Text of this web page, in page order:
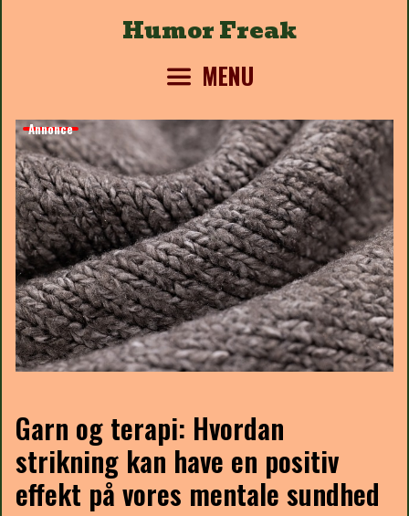
Humor Freak
MENU
Annonce
Garn og terapi: Hvordan
strikning kan have en positiv
effekt på vores mentale sundhed